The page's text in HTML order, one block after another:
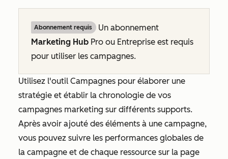
Abonnement requis
Un abonnement
Marketing Hub Pro ou Entreprise est requis
pour utiliser les campagnes.
Utilisez l'outil Campagnes pour élaborer une
stratégie et établir la chronologie de vos
campagnes marketing sur différents supports.
Après avoir ajouté des éléments à une campagne,
vous pouvez suivre les performances globales de
la campagne et de chaque ressource sur la page